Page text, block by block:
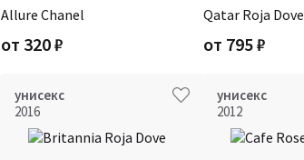
Allure Chanel
от 320₽
Qatar Roja Dove
от 795₽
унисекс
2016
унисекс
2012